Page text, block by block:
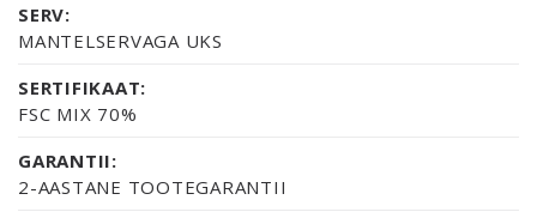
SERV:
MANTELSERVAGA UKS
SERTIFIKAAT:
FSC MIX 70%
GARANTII:
2-AASTANE TOOTEGARANTII